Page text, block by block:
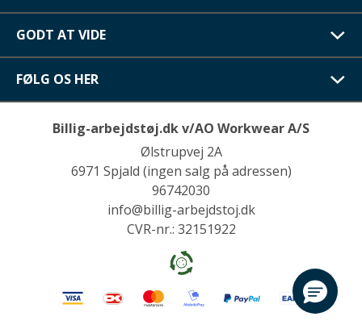
GODT AT VIDE
FØLG OS HER
Billig-arbejdstøj.dk v/AO Workwear A/S
Ølstrupvej 2A
6971 Spjald (ingen salg på adressen)
96742030
info@billig-arbejdstoj.dk
CVR-nr.: 32151922